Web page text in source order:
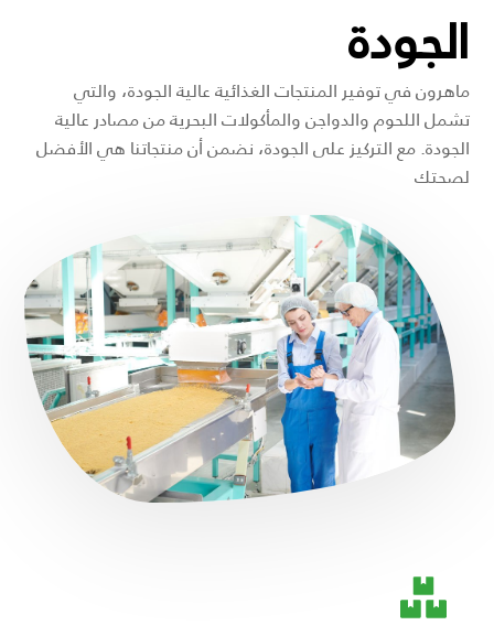
الجودة
ماهرون في توفير المنتجات الغذائية عالية الجودة، والتي
تشمل اللحوم والدواجن والمأكولات البحرية من مصادر عالية
الجودة. مع التركيز على الجودة، نضمن أن منتجاتنا هي الأفضل
لصحتك